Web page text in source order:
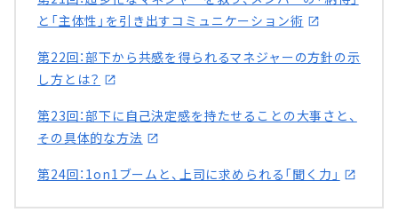
と「主体性」を引き出すコミュニケーション術
第22回：部下から共感を得られるマネジャーの方針の示
し方とは？
第23回：部下に自己決定感を持たせることの大事さと、
その具体的な方法
第24回：1on1ブームと、上司に求められる「聞く力」